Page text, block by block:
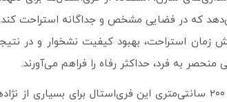
که در فضایی مشخص و جداگانه استراحت
زمان استراحت، بهبود کیفیت نشخوار و در
منحصر به فرد، حداکثر رفاه را فراهم می‌آورند.
طول ۲۰۰ سانتی‌متری این فری‌استال برای بسیاری